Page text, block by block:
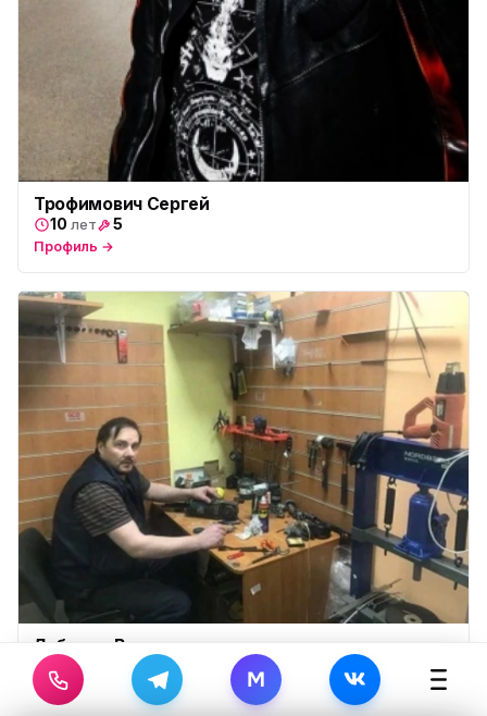
Трофимович Сергей
10 лет 5
Профиль →
Лебедев Виктор
10 лет
Профиль → M